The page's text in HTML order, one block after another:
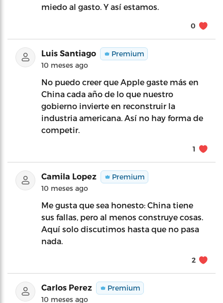
miedo al gasto. Y así estamos.
0
Luis Santiago
Premium
10 meses ago
No puedo creer que Apple gaste más en
China cada año de lo que nuestro
gobierno invierte en reconstruir la
industria americana. Así no hay forma de
competir.
1
Camila Lopez
Premium
10 meses ago
Me gusta que sea honesto: China tiene
sus fallas, pero al menos construye cosas.
Aquí solo discutimos hasta que no pasa
nada.
2
Carlos Perez
Premium
10 meses ago